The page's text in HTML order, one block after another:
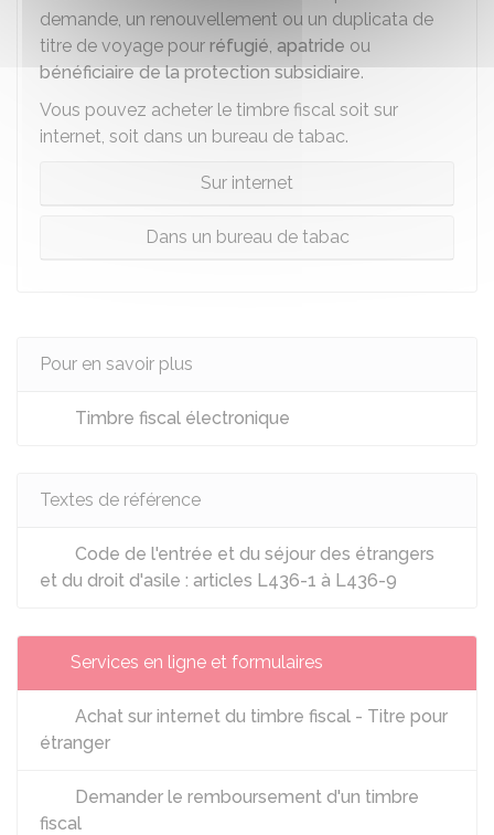
demande, un renouvellement ou un duplicata de
titre de voyage pour réfugié, apatride ou
bénéficiaire de la protection subsidiaire.
Vous pouvez acheter le timbre fiscal soit sur
internet, soit dans un bureau de tabac.
Sur internet
Dans un bureau de tabac
Pour en savoir plus
Timbre fiscal électronique
Textes de référence
Code de l'entrée et du séjour des étrangers
et du droit d'asile : articles L436-1 à L436-9
Services en ligne et formulaires
Achat sur internet du timbre fiscal - Titre pour
étranger
Demander le remboursement d'un timbre
fiscal